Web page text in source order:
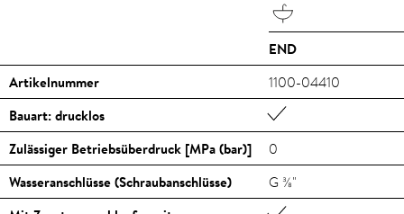
END
Artikelnummer
Bauart: drucklos
Zulässiger Betriebsüberdruck [MPa (bar)]
Wasseranschlüsse (Schraubanschlüsse)
1100-04410
0
G ⅜"